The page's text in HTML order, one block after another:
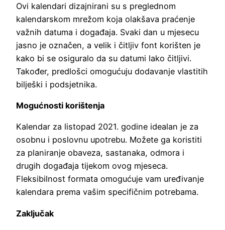
Ovi kalendari dizajnirani su s preglednom
kalendarskom mrežom koja olakšava praćenje
važnih datuma i događaja. Svaki dan u mjesecu
jasno je označen, a velik i čitljiv font korišten je
kako bi se osiguralo da su datumi lako čitljivi.
Također, predlošci omogućuju dodavanje vlastitih
bilješki i podsjetnika.
Mogućnosti korištenja
Kalendar za listopad 2021. godine idealan je za
osobnu i poslovnu upotrebu. Možete ga koristiti
za planiranje obaveza, sastanaka, odmora i
drugih događaja tijekom ovog mjeseca.
Fleksibilnost formata omogućuje vam uređivanje
kalendara prema vašim specifičnim potrebama.
Zaključak